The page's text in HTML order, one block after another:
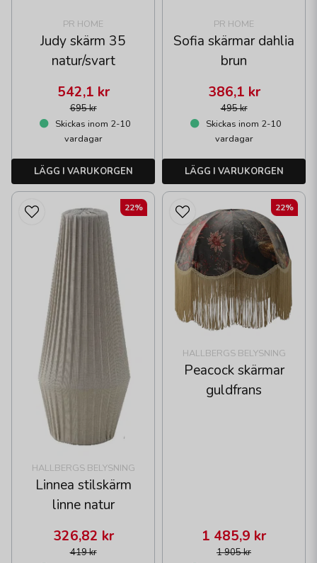
PR HOME
Judy skärm 35
natur/svart
695 kr
542,1 kr
Skickas inom 2-10
vardagar
LÄGG I VARUKORGEN
PR HOME
Sofia skärmar dahlia
brun
495 kr
386,1 kr
Skickas inom 2-10
vardagar
LÄGG I VARUKORGEN
HALLBERGS BELYSNING
Linnea stilskärm
linne natur
419 kr
326,82 kr
22%
HALLBERGS BELYSNING
Peacock skärmar
guldfrans
1 905 kr
1 485,9 kr
22%